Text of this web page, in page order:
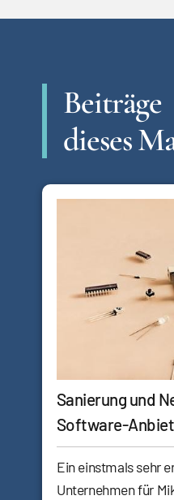
Beiträge
dieses
Sanierung und
Software-
Ein einstmals sehr
Unternehmen für